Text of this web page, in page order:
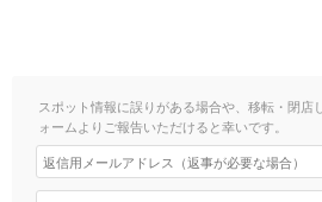
スポット情報に誤りがある場合や、移転・閉店
ォームよりご報告いただけると幸いです。